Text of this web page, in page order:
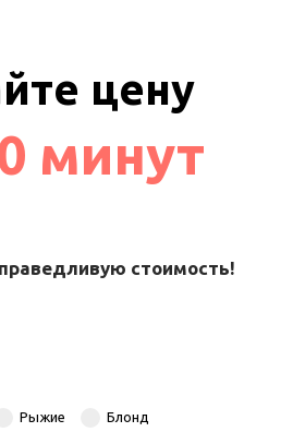
цену
минут
стоимость!
Рыжие Блонд